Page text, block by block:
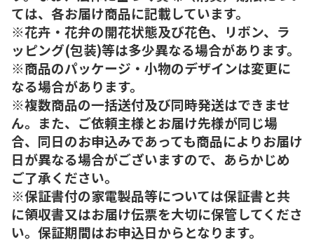
ては、各お届け商品に記載しています。
※花卉・花弁の開花状態及び花色、リボン、ラ
ッピング(包装)等は多少異なる場合があります。
※商品のパッケージ・小物のデザインは変更に
なる場合があります。
※複数商品の一括送付及び同時発送はできませ
ん。また、ご依頼主様とお届け先様が同じ場
合、同日のお申込みであっても商品によりお届け
日が異なる場合がございますので、あらかじめ
ご了承ください。
※保証書付の家電製品等については保証書と共
に領収書又はお届け伝票を大切に保管してくださ
い。保証期間はお申込日からとなります。